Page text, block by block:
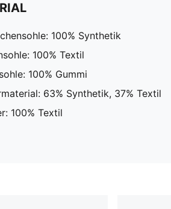
100% Synthetik
100% Textil
100% Gummi
63% Synthetik, 37% Textil
100% Textil